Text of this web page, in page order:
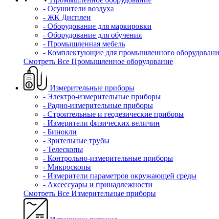
- Осушители воздуха
- ЖК Дисплеи
- Оборудование для маркировки
- Оборудование для обучения
- Промышленная мебель
- Комплектующие для промышленного
Смотреть Все Промышленное оборудование
Измерительные приборы
- Электро-измерительные приборы
- Радио-измерительные приборы
- Строительные и геодезические приборы
- Измерители физических величин
- Бинокли
- Зрительные трубы
- Телескопы
- Контрольно-измерительные приборы
- Микроскопы
- Измерители параметров окружающей среды
- Аксессуары и принадлежности
Смотреть Все Измерительные приборы